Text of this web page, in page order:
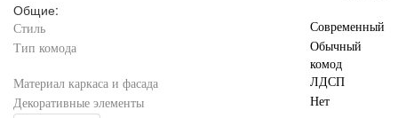
Общие:
Стиль
Современный
Тип комода
Обычный
комод
Материал каркаса и фасада
ЛДСП
Декоративные элементы
Нет